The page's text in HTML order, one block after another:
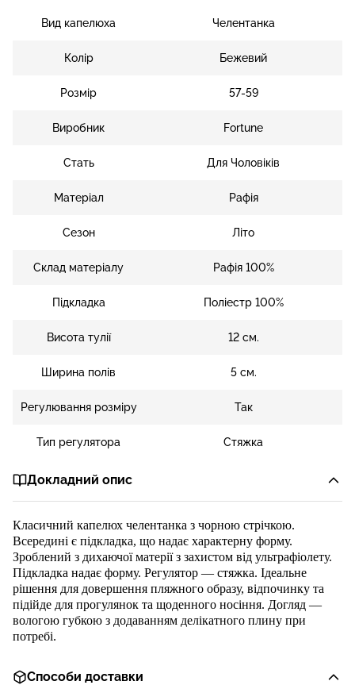
Вид капелюха Челентанка
Колір Бежевий
Розмір 57-59
Виробник Fortune
Стать Для Чоловіків
Матеріал Рафія
Сезон Літо
Склад матеріалу Рафія 100%
Підкладка Поліестр 100%
Висота тулії 12 см.
Ширина полів 5 см.
Регулювання розміру Так
Тип регулятора Стяжка
Докладний опис
Класичний капелюх челентанка з чорною стрічкою.
Всередині є підкладка, що надає характерну форму.
Зроблений з дихаючої матерії з захистом від ультрафіолету.
Підкладка надає форму. Регулятор — стяжка. Ідеальне
рішення для довершення пляжного образу, відпочинку та
підійде для прогулянок та щоденного носіння. Догляд —
вологою губкою з додаванням делікатного плину при
потребі.
Способи доставки